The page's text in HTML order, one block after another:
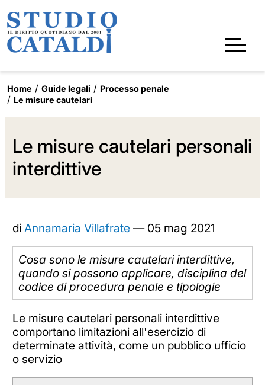
Home Guide legali
Processo penale
Le misure cautelari
Le misure cautelari personali
interdittive
di Annamaria Villafrate — 05 mag 2021
Cosa sono le misure cautelari interdittive,
quando si possono applicare, disciplina del
codice di procedura penale e tipologie
Le misure cautelari personali interdittive
comportano limitazioni all'esercizio di
determinate attività, come un pubblico ufficio
o servizio